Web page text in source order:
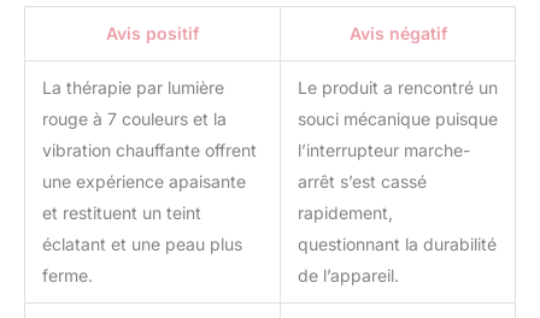
lumière et d'intensité.
Simplifiez votre routine
de soins de la peau avec
notre design convivial. Il
est recommandé
par jour pendant cinq à
dix minutes. 【Routine
quotidienne de soins de
la peau】L'appareil de
Avis positif Avis négatif
La thérapie par lumière
rouge à 7 couleurs et la
vibration chauffante offrent
une expérience apaisante
et restituent un teint
éclatant et une peau plus
ferme.
Le produit a rencontré un
souci mécanique puisque
l’interrupteur marche-
arrêt s’est cassé
rapidement,
questionnant la durabilité
de l’appareil.